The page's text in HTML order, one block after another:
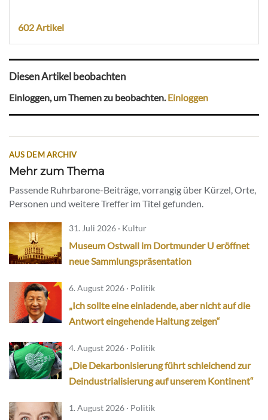
602 Artikel
Diesen Artikel beobachten
Einloggen, um Themen zu beobachten.Einloggen
AUS DEM ARCHIV
Mehr zum Thema
Passende Ruhrbarone-Beiträge, vorrangig über Kürzel, Orte,
Personen und weitere Treffer im Titel gefunden.
31. Juli 2026 · Kultur
Museum Ostwall im Dortmunder U eröffnet
neue Sammlungspräsentation
6. August 2026 · Politik
„Ich sollte eine einladende, aber nicht auf die
Antwort eingehende Haltung zeigen“
4. August 2026 · Politik
„Die Dekarbonisierung führt schleichend zur
Deindustrialisierung auf unserem Kontinent“
1. August 2026 · Politik